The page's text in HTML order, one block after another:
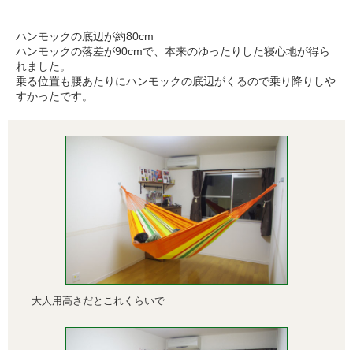
ハンモックの底辺が約80cm
ハンモックの落差が90cmで、本来のゆったりした寝心地が得ら
れました。
乗る位置も腰あたりにハンモックの底辺がくるので乗り降りしや
すかったです。
大人用高さだとこれくらいで